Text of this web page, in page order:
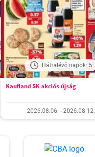
Hátralévő napok: 5
Kaufland SK akciós újság
2026.08.06. - 2026.08.12.